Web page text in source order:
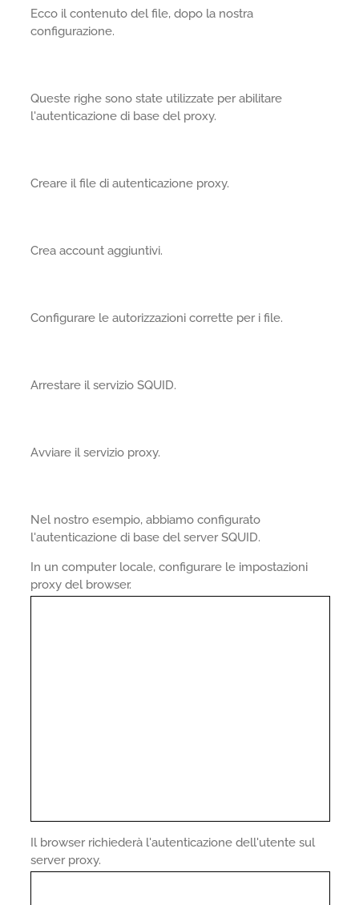
Ecco il contenuto del file, dopo la nostra
configurazione.
Queste righe sono state utilizzate per abilitare
l'autenticazione di base del proxy.
Creare il file di autenticazione proxy.
Crea account aggiuntivi.
Configurare le autorizzazioni corrette per i file.
Arrestare il servizio SQUID.
Avviare il servizio proxy.
Nel nostro esempio, abbiamo configurato
l'autenticazione di base del server SQUID.
In un computer locale, configurare le impostazioni
proxy del browser.
Il browser richiederà l'autenticazione dell'utente sul
server proxy.